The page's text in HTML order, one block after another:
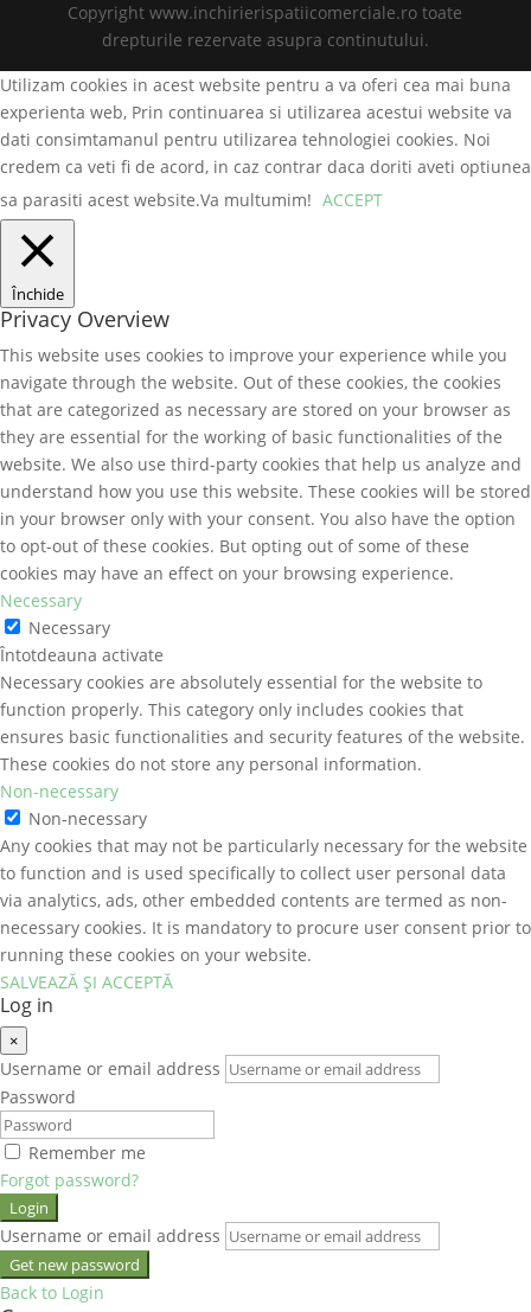
Copyright www.inchirierispatiicomerciale.ro toate
drepturile rezervate asupra continutului.
Utilizam cookies in acest website pentru a va oferi cea mai buna
experienta web, Prin continuarea si utilizarea acestui website va
dati consimtamanul pentru utilizarea tehnologiei cookies. Noi
credem ca veti fi de acord, in caz contrar daca doriti aveti optiunea
sa parasiti acest website.Va multumim! ACCEPT
Închide
Privacy Overview
This website uses cookies to improve your experience while you
navigate through the website. Out of these cookies, the cookies
that are categorized as necessary are stored on your browser as
they are essential for the working of basic functionalities of the
website. We also use third-party cookies that help us analyze and
understand how you use this website. These cookies will be stored
in your browser only with your consent. You also have the option
to opt-out of these cookies. But opting out of some of these
cookies may have an effect on your browsing experience.
Necessary
Necessary
Întotdeauna activate
Necessary cookies are absolutely essential for the website to
function properly. This category only includes cookies that
ensures basic functionalities and security features of the website.
These cookies do not store any personal information.
Non-necessary
Non-necessary
Any cookies that may not be particularly necessary for the website
to function and is used specifically to collect user personal data
via analytics, ads, other embedded contents are termed as non-
necessary cookies. It is mandatory to procure user consent prior to
running these cookies on your website.
SALVEAZĂ ȘI ACCEPTĂ
Log in
×
Username or email address
Password
Remember me
Forgot password?
Login
Username or email address
Get new password
Back to Login